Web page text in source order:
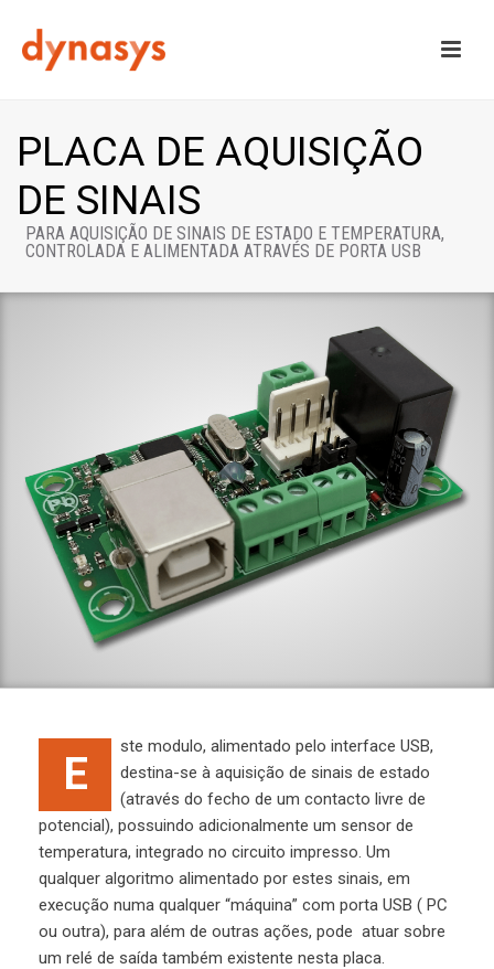
PLACA DE AQUISIÇÃO
DE SINAIS
PARA AQUISIÇÃO DE SINAIS DE ESTADO E TEMPERATURA,
CONTROLADA E ALIMENTADA ATRAVÉS DE PORTA USB
E
ste modulo, alimentado pelo interface USB,
destina-se à aquisição de sinais de estado
(através do fecho de um contacto livre de
potencial), possuindo adicionalmente um sensor de
temperatura, integrado no circuito impresso. Um
qualquer algoritmo alimentado por estes sinais, em
execução numa qualquer “máquina” com porta USB ( PC
ou outra), para além de outras ações, pode atuar sobre
um relé de saída também existente nesta placa.